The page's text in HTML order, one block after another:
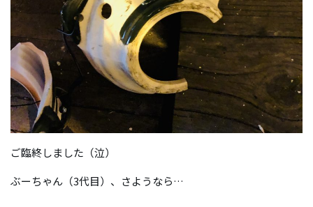
ご臨終しました（泣）
ぶーちゃん（3代目）、さようなら…